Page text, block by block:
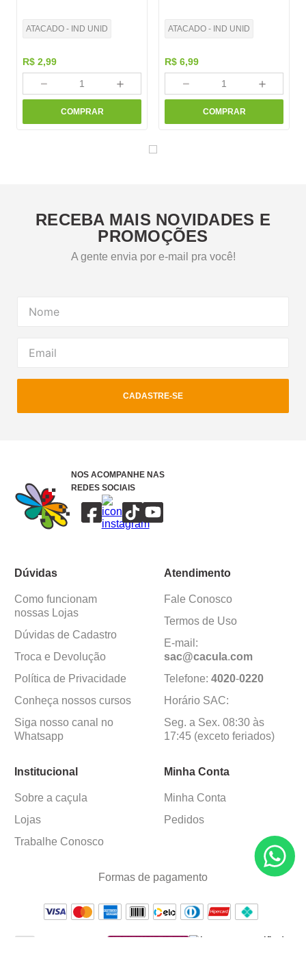
ATACADO - IND UNID
R$ 2,99
＋
－
COMPRAR
ATACADO - IND UNID
R$ 6,99
＋
－
COMPRAR
RECEBA MAIS NOVIDADES E
PROMOÇÕES
A gente envia por e-mail pra você!
CADASTRE-SE
NOS ACOMPANHE NAS
REDES SOCIAIS
Dúvidas
Como funcionam
nossas Lojas
Dúvidas de Cadastro
Troca e Devolução
Política de Privacidade
Conheça nossos cursos
Siga nosso canal no
Whatsapp
Atendimento
Fale Conosco
Termos de Uso
E-mail:
sac@cacula.com
Telefone: 4020-0220
Horário SAC:
Seg. a Sex. 08:30 às
17:45 (exceto feriados)
Institucional
Sobre a caçula
Lojas
Trabalhe Conosco
Minha Conta
Minha Conta
Pedidos
Formas de pagamento